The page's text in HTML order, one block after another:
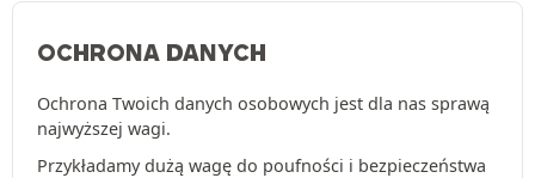
OCHRONA DANYCH
Ochrona Twoich danych osobowych jest dla nas sprawą
najwyższej wagi.
Przykładamy dużą wagę do poufności i bezpieczeństwa